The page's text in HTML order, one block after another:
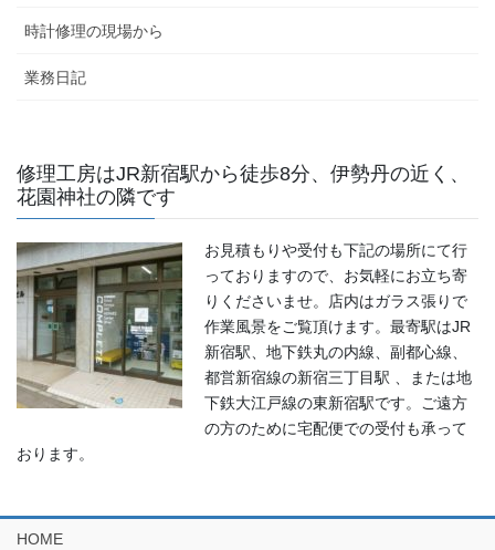
時計修理の現場から
業務日記
修理工房はJR新宿駅から徒歩8分、伊勢丹の近く、
花園神社の隣です
お見積もりや受付も下記の場所にて行
っておりますので、お気軽にお立ち寄
りくださいませ。店内はガラス張りで
作業風景をご覧頂けます。最寄駅はJR
新宿駅、地下鉄丸の内線、副都心線、
都営新宿線の新宿三丁目駅 、または地
下鉄大江戸線の東新宿駅です。ご遠方
の方のために宅配便での受付も承って
おります。
HOME